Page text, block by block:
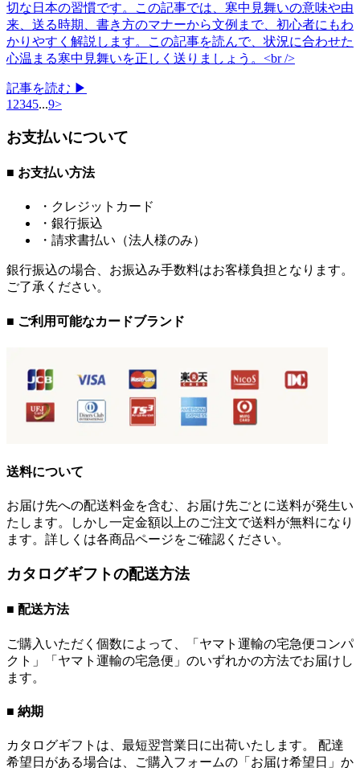
切な日本の習慣です。この記事では、寒中見舞いの意味や由
来、送る時期、書き方のマナーから文例まで、初心者にもわ
かりやすく解説します。この記事を読んで、状況に合わせた
心温まる寒中見舞いを正しく送りましょう。<br />
記事を読む ▶
1 2345...9>
お支払いについて
■ お支払い方法
・クレジットカード
・銀行振込
・請求書払い（法人様のみ）
銀行振込の場合、お振込み手数料はお客様負担となります。
ご了承ください。
■ ご利用可能なカードブランド
送料について
お届け先への配送料金を含む、お届け先ごとに送料が発生い
たします。しかし一定金額以上のご注文で送料が無料になり
ます。詳しくは各商品ページをご確認ください。
カタログギフトの配送方法
■ 配送方法
ご購入いただく個数によって、「ヤマト運輸の宅急便コンパ
クト」「ヤマト運輸の宅急便」のいずれかの方法でお届けし
ます。
■ 納期
カタログギフトは、最短翌営業日に出荷いたします。 配達
希望日がある場合は、ご購入フォームの「お届け希望日」か